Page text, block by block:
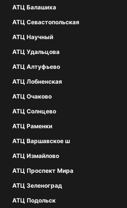
АТЦ Балашиха
АТЦ Севастопольская
АТЦ Научный
АТЦ Удальцова
АТЦ Алтуфьево
АТЦ Лобненская
АТЦ Очаково
АТЦ Солнцево
АТЦ Раменки
АТЦ Варшавское ш
АТЦ Измайлово
АТЦ Проспект Мира
АТЦ Зеленоград
АТЦ Подольск